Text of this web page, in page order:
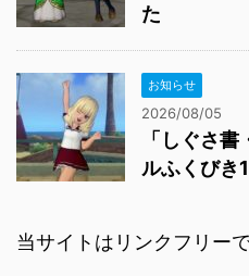
た
お知らせ
2026/08/05
「しぐさ
ルふくびき
当サイトはリンクフリー